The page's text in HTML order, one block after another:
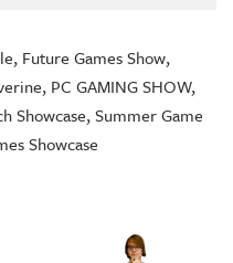
, Future Games Show,
, PC GAMING SHOW,
Showcase,Summer Game
Showcase